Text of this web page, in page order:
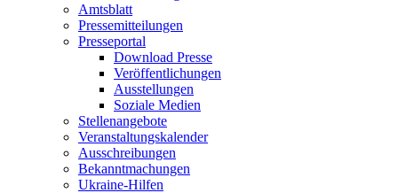
Amtsblatt
Pressemitteilungen
Presseportal
Download Presse
Veröffentlichungen
Ausstellungen
Soziale Medien
Stellenangebote
Veranstaltungskalender
Ausschreibungen
Bekanntmachungen
Ukraine-Hilfen